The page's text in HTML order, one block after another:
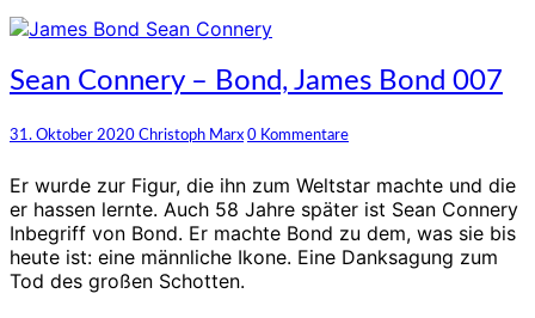
Sean
Connery
–
Bond,
Bond
007
Sean Connery – Bond, James Bond 007
31. Oktober 2020 Christoph Marx Kommentare
0 Kommentare
Er wurde zur Figur, die ihn zum Weltstar machte und die
er hassen lernte. Auch 58 Jahre später ist Sean Connery
Inbegriff von Bond. Er machte Bond zu dem, was sie bis
heute ist: eine männliche Ikone. Eine Danksagung zum
Tod des großen Schotten.